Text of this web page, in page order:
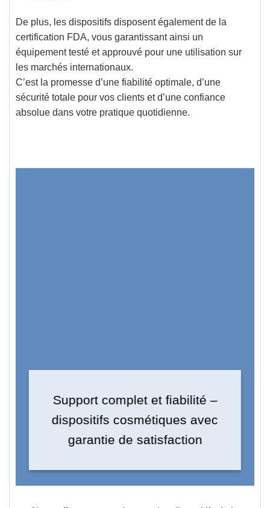
De plus, les dispositifs disposent également de la
certification FDA, vous garantissant ainsi un
équipement testé et approuvé pour une utilisation sur
les marchés internationaux.
C’est la promesse d’une fiabilité optimale, d’une
sécurité totale pour vos clients et d’une confiance
absolue dans votre pratique quotidienne.
Support complet et fiabilité –
dispositifs cosmétiques avec
garantie de satisfaction